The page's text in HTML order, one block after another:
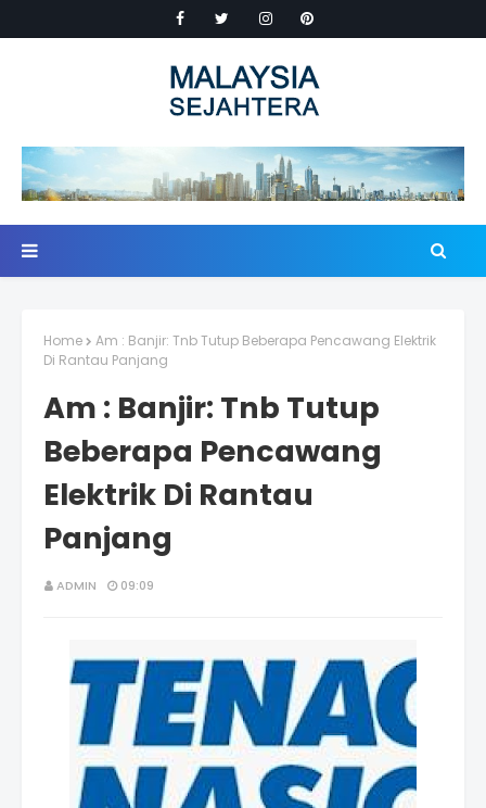
Home
Am : Banjir: Tnb Tutup Beberapa Pencawang Elektrik
Di Rantau Panjang
Am : Banjir: Tnb Tutup
Beberapa Pencawang
Elektrik Di Rantau
Panjang
ADMIN 09:09